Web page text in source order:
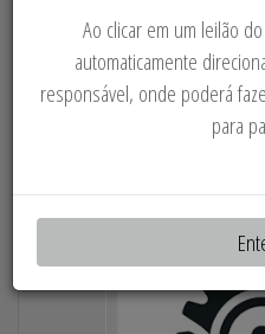
Imoveis
MAT. ELÉTRIC.,
TRANSF.,
Ao clicar em um leilão
automaticamente
responsável, onde poderá
para